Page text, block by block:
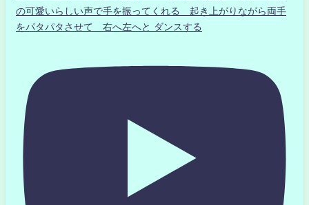
の可愛いらしい声で手を振ってくれる 起き上がりながら両手
をパタパタさせて 右へ左へと ダンスする